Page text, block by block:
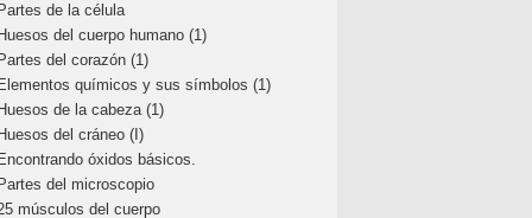
de la célula
del cuerpo humano (1)
del corazón (1)
químicos y sus símbolos (1)
de la cabeza (1)
del cráneo (I)
óxidos básicos.
del microscopio
músculos del cuerpo